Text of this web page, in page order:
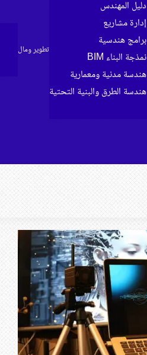
دليل المهندس
إدارة مشاريع
برامج هندسية
نمذجة البناء BIM
هندسة مدنية ومعمارية
هندسة الطرق والبنية التحتية
تطوير ومال